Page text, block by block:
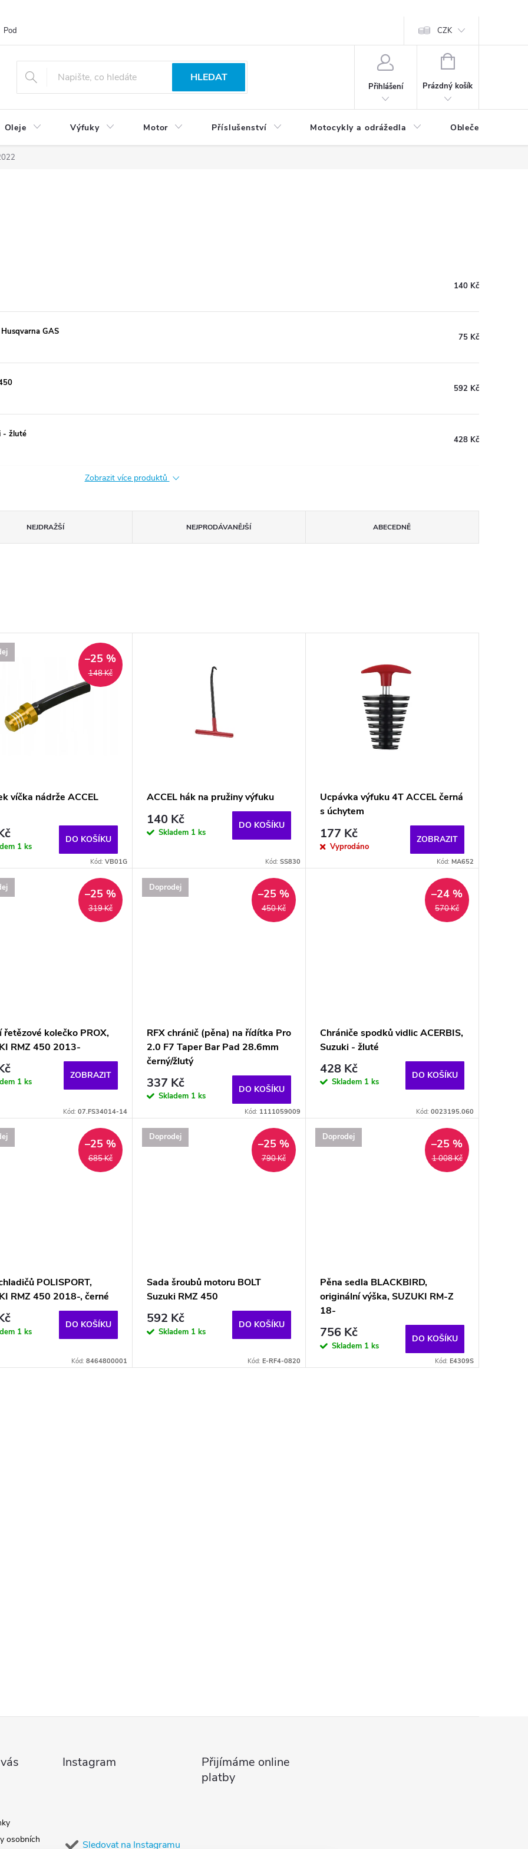
Podmínky ochrany osobních údajů CZK
HLEDAT
Přihlášení
NÁKUPNÍ
Prázdný košík
Oleje Výfuky Motor Příslušenství Motocykly a odrážedla Oblečení a
140 Kč
GAS
75 Kč
592 Kč
- žluté
428 Kč
Zobrazit více produktů
NEJDRAŽŠÍ NEJPRODÁVANĚJŠÍ ABECEDNĚ
148 Kč
–25 %
víčka nádrže ACCEL
1 ks
DO KOŠÍKU
Kód: VB01G
ACCEL hák na pružiny výfuku
140 Kč
Skladem 1 ks
DO KOŠÍKU
Kód: SS830
Ucpávka výfuku 4T ACCEL černá
s úchytem
177 Kč
Vyprodáno
ZOBRAZIT
Kód: MA652
319 Kč
–25 %
řetězové kolečko PROX,
RMZ 450 2013-
1 ks
ZOBRAZIT
Kód: 07.FS34014-14
Doprodej
450 Kč
–25 %
RFX chránič (pěna) na řídítka Pro
2.0 F7 Taper Bar Pad 28.6mm
černý/žlutý
337 Kč
Skladem 1 ks
DO KOŠÍKU
Kód: 1111059009
570 Kč
–24 %
Chrániče spodků vidlic ACERBIS,
Suzuki - žluté
428 Kč
Skladem 1 ks
DO KOŠÍKU
Kód: 0023195.060
685 Kč
–25 %
POLISPORT,
RMZ 450 2018-, černé
1 ks
DO KOŠÍKU
Kód: 8464800001
Doprodej
790 Kč
–25 %
Sada šroubů motoru BOLT
Suzuki RMZ 450
592 Kč
Skladem 1 ks
DO KOŠÍKU
Kód: E-RF4-0820
Doprodej
1 008 Kč
–25 %
Pěna sedla BLACKBIRD,
originální výška, SUZUKI RM-Z
18-
756 Kč
Skladem 1 ks
DO KOŠÍKU
Kód: E4309S
osobních
Instagram
Sledovat na Instagramu
Přijímáme online
platby